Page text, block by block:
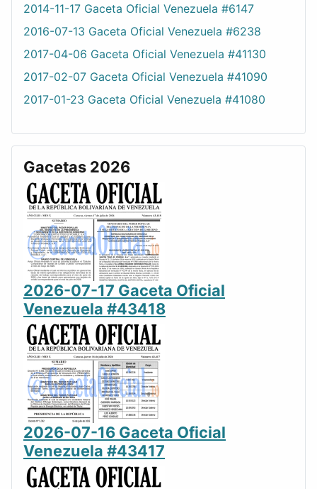
2014-11-17 Gaceta Oficial Venezuela #6147
2016-07-13 Gaceta Oficial Venezuela #6238
2017-04-06 Gaceta Oficial Venezuela #41130
2017-02-07 Gaceta Oficial Venezuela #41090
2017-01-23 Gaceta Oficial Venezuela #41080
Gacetas 2026
2026-07-17 Gaceta Oficial
Venezuela #43418
2026-07-16 Gaceta Oficial
Venezuela #43417